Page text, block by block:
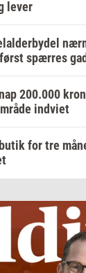
lever
spærres
200.000
indviet
for tre